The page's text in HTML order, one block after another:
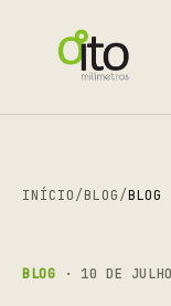
INÍCIO/BLOG/BLOG
BLOG · 10 DE